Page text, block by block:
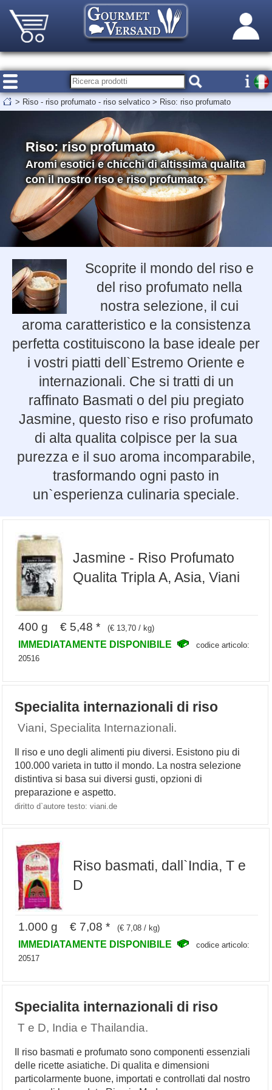
> Riso - riso profumato - riso selvatico > Riso: riso profumato
Riso: riso profumato
Aromi esotici e chicchi di altissima qualita
con il nostro riso e riso profumato.
Scoprite il mondo del riso e
del riso profumato nella
nostra selezione, il cui
aroma caratteristico e la consistenza
perfetta costituiscono la base ideale per
i vostri piatti dell`Estremo Oriente e
internazionali. Che si tratti di un
raffinato Basmati o del piu pregiato
Jasmine, questo riso e riso profumato
di alta qualita colpisce per la sua
purezza e il suo aroma incomparabile,
trasformando ogni pasto in
un`esperienza culinaria speciale.
Jasmine - Riso Profumato
Qualita Tripla A, Asia, Viani
400 g € 5,48 * (€ 13,70 / kg)
IMMEDIATAMENTE DISPONIBILE
codice articolo:
20516
Specialita internazionali di riso
Viani, Specialita Internazionali.
Il riso e uno degli alimenti piu diversi. Esistono piu di
100.000 varieta in tutto il mondo. La nostra selezione
distintiva si basa sui diversi gusti, opzioni di
preparazione e aspetto.
diritto d`autore testo: viani.de
Riso basmati, dall`India, T e
D
1.000 g € 7,08 * (€ 7,08 / kg)
IMMEDIATAMENTE DISPONIBILE
codice articolo:
20517
Specialita internazionali di riso
T e D, India e Thailandia.
Il riso basmati e profumato sono componenti essenziali
delle ricette asiatiche. Di qualita e dimensioni
particolarmente buone, importati e controllati dal nostro